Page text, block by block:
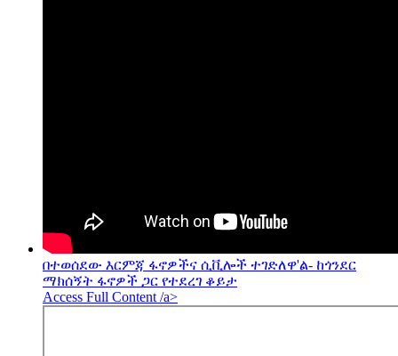
በተወሰደው እርምጃ ፋኖዎችና ሲቪሎች ተገድለዋ'ል- ከጎንደር
ማክሰኝት ፋኖዎች ጋር የተደረገ ቆይታ
Access Full Content /a>